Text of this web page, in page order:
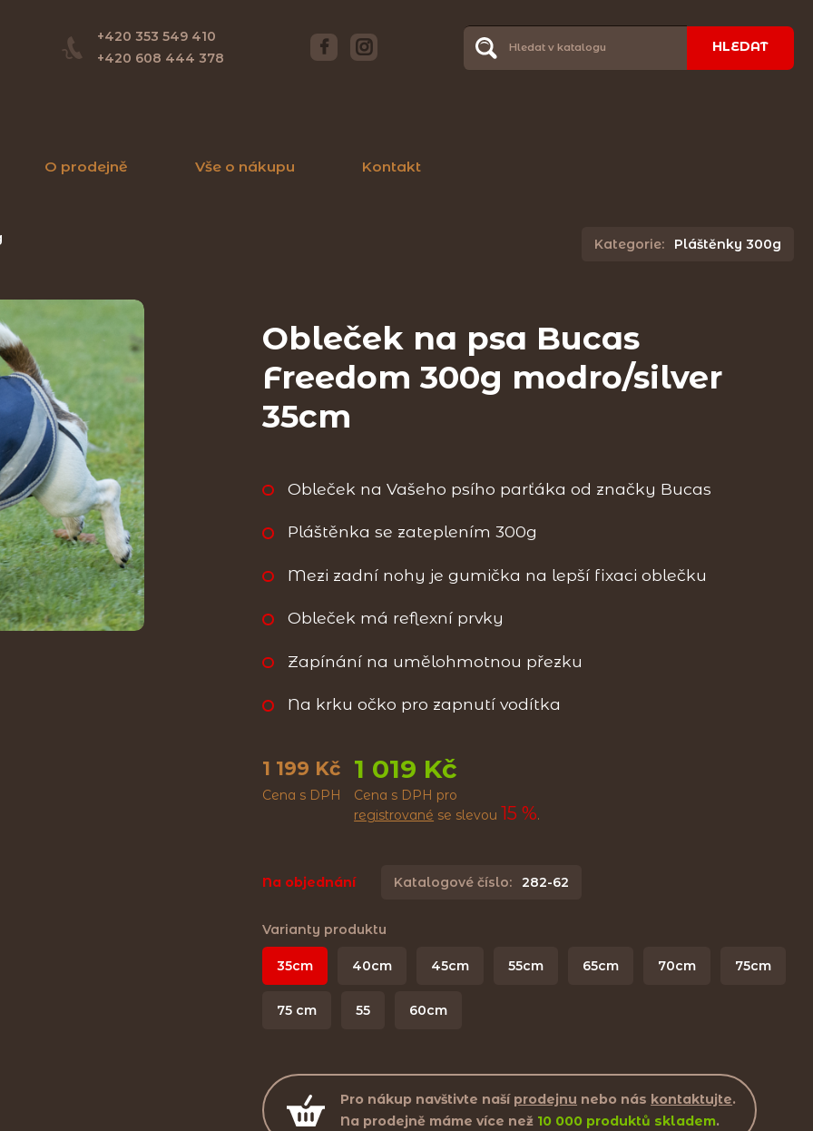
+420 353 549 410
+420 608 444 378
HLEDAT
O prodejně Vše o nákupu Kontakt
Kategorie: Pláštěnky 300g
Obleček na psa Bucas
Freedom 300g modro/silver
35cm
Obleček na Vašeho psího parťáka od značky Bucas
Pláštěnka se zateplením 300g
Mezi zadní nohy je gumička na lepší fixaci oblečku
Obleček má reflexní prvky
Zapínání na umělohmotnou přezku
Na krku očko pro zapnutí vodítka
1 199 Kč
Cena s DPH
1 019 Kč
Cena s DPH pro
registrované se slevou 15 %.
Na objednání Katalogové číslo: 282-62
Varianty produktu
35cm 40cm 45cm 55cm 65cm 70cm 75cm
75 cm 55 60cm
Pro nákup navštivte naší prodejnu nebo nás kontaktujte.
Na prodejně máme více než 10 000 produktů skladem.